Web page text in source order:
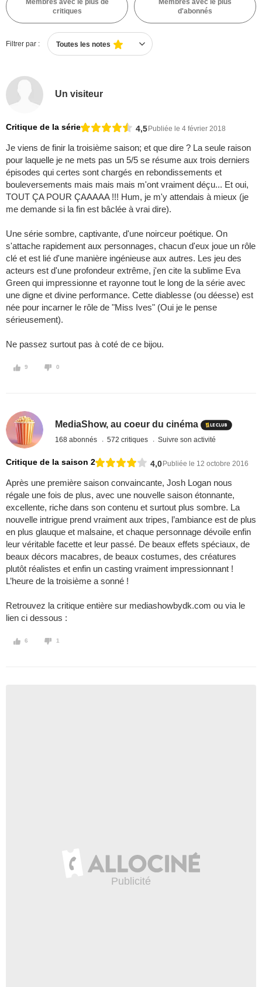
Membres avec le plus de
critiques
Membres avec le plus
d'abonnés
Filtrer par : Toutes les notes
Un visiteur
Critique de la série 4,5Publiée le 4 février 2018
Je viens de finir la troisième saison; et que dire ? La seule raison
pour laquelle je ne mets pas un 5/5 se résume aux trois derniers
épisodes qui certes sont chargés en rebondissements et
bouleversements mais mais mais m'ont vraiment déçu... Et oui,
TOUT ÇA POUR ÇAAAAA !!! Hum, je m'y attendais à mieux (je
me demande si la fin est bâclée à vrai dire).
Une série sombre, captivante, d'une noirceur poétique. On
s'attache rapidement aux personnages, chacun d'eux joue un rôle
clé et est lié d'une manière ingénieuse aux autres. Les jeu des
acteurs est d'une profondeur extrême, j'en cite la sublime Eva
Green qui impressionne et rayonne tout le long de la série avec
une digne et divine performance. Cette diablesse (ou déesse) est
née pour incarner le rôle de "Miss Ives" (Oui je le pense
sérieusement).
Ne passez surtout pas à coté de ce bijou.
9 0
MediaShow, au coeur du cinéma
168 abonnés 572 critiques Suivre son activité
Critique de la saison 2 4,0Publiée le 12 octobre 2016
Après une première saison convaincante, Josh Logan nous
régale une fois de plus, avec une nouvelle saison étonnante,
excellente, riche dans son contenu et surtout plus sombre. La
nouvelle intrigue prend vraiment aux tripes, l’ambiance est de plus
en plus glauque et malsaine, et chaque personnage dévoile enfin
leur véritable facette et leur passé. De beaux effets spéciaux, de
beaux décors macabres, de beaux costumes, des créatures
plutôt réalistes et enfin un casting vraiment impressionnant !
L’heure de la troisième a sonné !
Retrouvez la critique entière sur mediashowbydk.com ou via le
lien ci dessous :
6 1